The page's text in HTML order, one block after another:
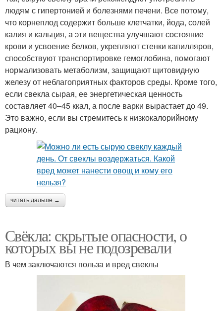
людям с гипертонией и болезнями печени. Все потому,
что корнеплод содержит больше клетчатки, йода, солей
калия и кальция, а эти вещества улучшают состояние
крови и усвоение белков, укрепляют стенки капилляров,
способствуют транспортировке гемоглобина, помогают
нормализовать метаболизм, защищают щитовидную
железу от неблагоприятных факторов среды. Кроме того,
если свекла сырая, ее энергетическая ценность
составляет 40–45 ккал, а после варки вырастает до 49.
Это важно, если вы стремитесь к низкокалорийному
рациону.
читать дальше →
Свёкла: скрытые опасности, о
которых вы не подозревали
В чем заключаются польза и вред свеклы